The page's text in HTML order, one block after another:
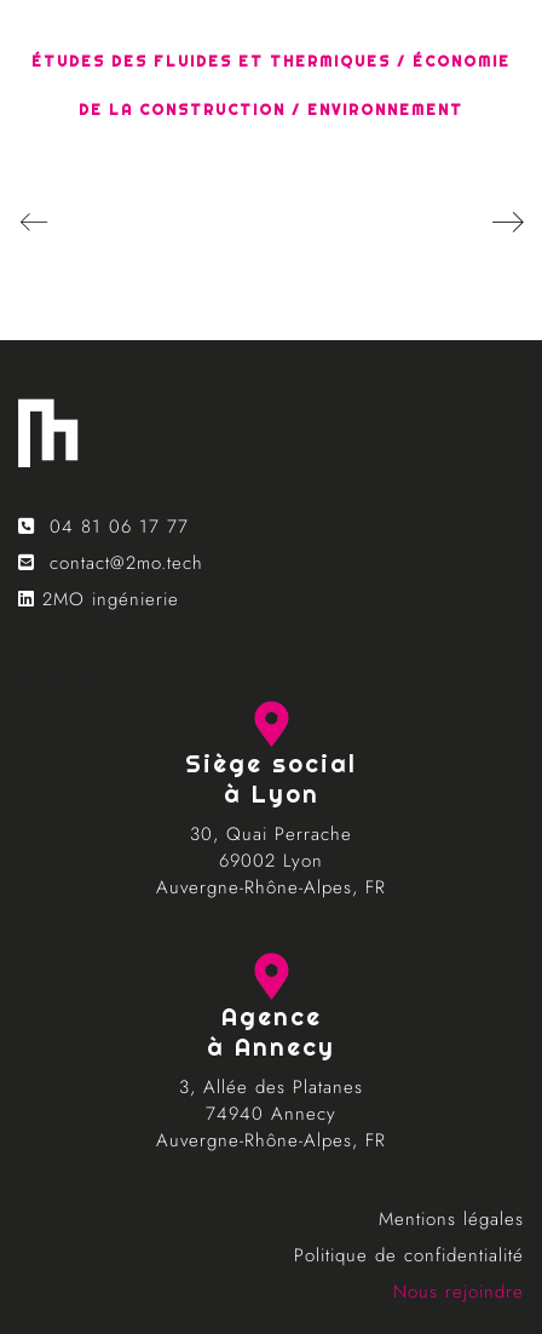
ÉTUDES DES FLUIDES ET THERMIQUES / ÉCONOMIE
DE LA CONSTRUCTION / ENVIRONNEMENT
04 81 06 17 77
contact@2mo.tech
2MO ingénierie
Siège social
à Lyon
30, Quai Perrache
69002 Lyon
Auvergne-Rhône-Alpes, FR
Agence
à Annecy
3, Allée des Platanes
74940 Annecy
Auvergne-Rhône-Alpes, FR
Mentions légales
Politique de confidentialité
Nous rejoindre